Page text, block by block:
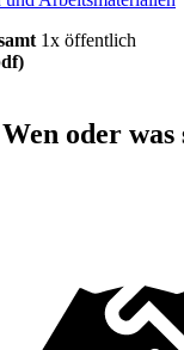
1x öffentlich
Wen oder was